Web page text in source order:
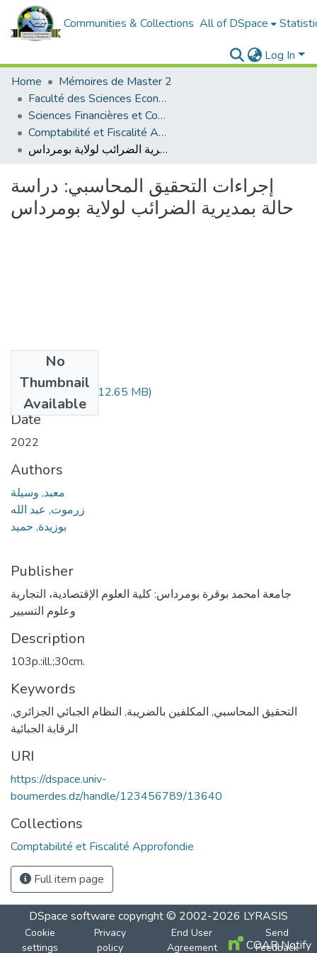
Communities & Collections All of DSpace
Log In
Home
Mémoires de Master 2
Faculté des Sciences Economiques, Commerciales et des Sciences de Gestion
Sciences Financières et Comptabilité
Comptabilité et Fiscalité Approfondie
إجراءات التحقيق المحاسبي: دراسة حالة بمديرية الضرائب لولاية بومرداس
إجراءات التحقيق المحاسبي: دراسة
حالة بمديرية الضرائب لولاية بومرداس
No
Thumbnail
Available
Maden salim.pdf (12.65 MB)
Date
2022
Authors
معبد, وسيلة
زرموت, عبد الله
بوزيدة, حميد
Publisher
جامعة امحمد بوقرة بومرداس: كلية العلوم الإقتصادية، التجارية
وعلوم التسيير
Description
103p.:ill.;30cm.
Keywords
التحقيق المحاسبي, المكلفين بالضريبة, النظام الجبائي الجزائري,
الرقابة الجبائية
URI
https://dspace.univ-
boumerdes.dz/handle/123456789/13640
Collections
Comptabilité et Fiscalité Approfondie
Full item page
DSpace software copyright © 2002-2026 LYRASIS
Cookie
settings
Privacy
policy
End User
Agreement
Send
Feedback
COAR Notify